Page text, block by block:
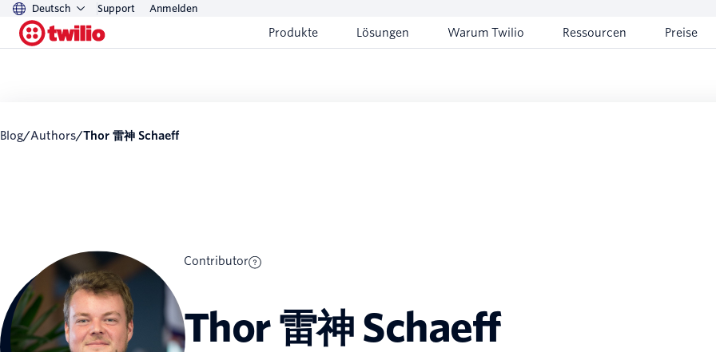
Deutsch Support Anmelden
Produkte Lösungen Warum Twilio Ressourcen Preise
Blog/ Authors/ Thor 雷神 Schaeff
Contributor
Thor 雷神 Schaeff